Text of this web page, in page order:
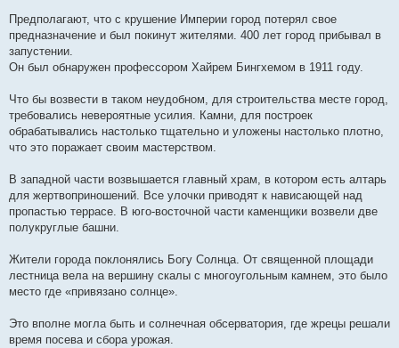
Предполагают, что с крушение Империи город потерял свое
предназначение и был покинут жителями. 400 лет город прибывал в
запустении.
Он был обнаружен профессором Хайрем Бингхемом в 1911 году.
Что бы возвести в таком неудобном, для строительства месте город,
требовались невероятные усилия. Камни, для построек
обрабатывались настолько тщательно и уложены настолько плотно,
что это поражает своим мастерством.
В западной части возвышается главный храм, в котором есть алтарь
для жертвоприношений. Все улочки приводят к нависающей над
пропастью террасе. В юго-восточной части каменщики возвели две
полукруглые башни.
Жители города поклонялись Богу Солнца. От священной площади
лестница вела на вершину скалы с многоугольным камнем, это было
место где «привязано солнце».
Это вполне могла быть и солнечная обсерватория, где жрецы решали
время посева и сбора урожая.